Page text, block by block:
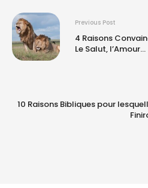
Previous Post
4 Raisons
Le Salut, l’Amour…
10 Raisons Bibliques pour